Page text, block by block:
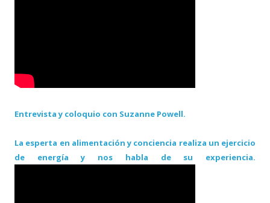
Entrevista y coloquio con Suzanne Powell.
La esperta en alimentación y conciencia realiza un ejercicio
de energía y nos habla de su experiencia.